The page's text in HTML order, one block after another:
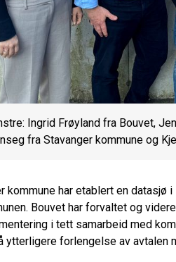
Ingrid Frøyland fra Bouvet,
fra Stavanger kommune og
kommune har etablert en
Bouvet har forvaltet og
i tett samarbeid med
ytterligere forlengelse av avtalen